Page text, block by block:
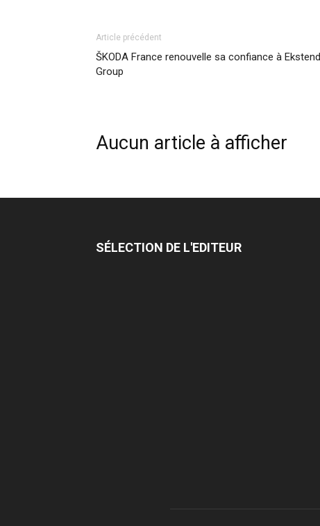
Article précédent
ŠKODA France renouvelle sa confiance à Ekstend
Group
Aucun article à afficher
SÉLECTION DE L'EDITEUR